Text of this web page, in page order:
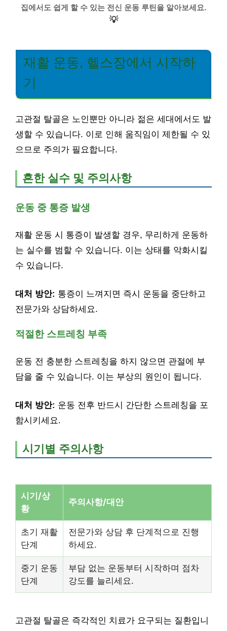
집에서도 쉽게 할 수 있는 전신 운동 루틴을 알아보세요.
💡
재활 운동, 헬스장에서 시작하
기
고관절 탈골은 노인뿐만 아니라 젊은 세대에서도 발
생할 수 있습니다. 이로 인해 움직임이 제한될 수 있
으므로 주의가 필요합니다.
흔한 실수 및 주의사항
운동 중 통증 발생
재활 운동 시 통증이 발생할 경우, 무리하게 운동하
는 실수를 범할 수 있습니다. 이는 상태를 악화시킬
수 있습니다.
대처 방안: 통증이 느껴지면 즉시 운동을 중단하고
전문가와 상담하세요.
적절한 스트레칭 부족
운동 전 충분한 스트레칭을 하지 않으면 관절에 부
담을 줄 수 있습니다. 이는 부상의 원인이 됩니다.
대처 방안: 운동 전후 반드시 간단한 스트레칭을 포
함시키세요.
시기별 주의사항
시기/상
황
주의사항/대안
초기 재활
단계
전문가와 상담 후 단계적으로 진행
하세요.
중기 운동
단계
부담 없는 운동부터 시작하며 점차
강도를 늘리세요.
고관절 탈골은 즉각적인 치료가 요구되는 질환입니